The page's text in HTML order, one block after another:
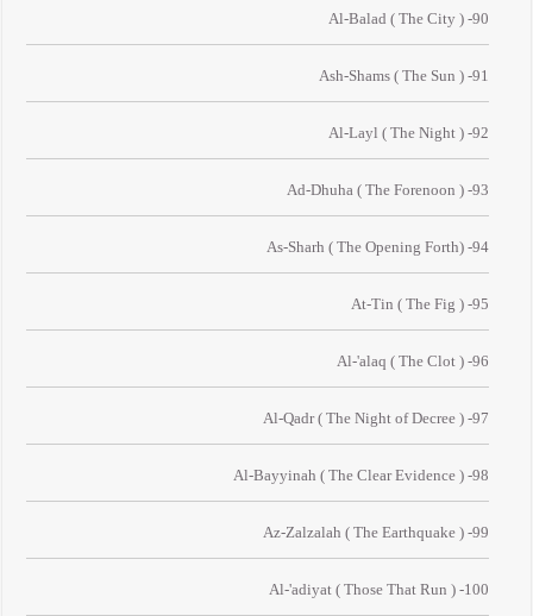
90- Al-Balad ( The City )
91- Ash-Shams ( The Sun )
92- Al-Layl ( The Night )
93- Ad-Dhuha ( The Forenoon )
94- As-Sharh ( The Opening Forth)
95- At-Tin ( The Fig )
96- Al-'alaq ( The Clot )
97- Al-Qadr ( The Night of Decree )
98- Al-Bayyinah ( The Clear Evidence )
99- Az-Zalzalah ( The Earthquake )
100- Al-'adiyat ( Those That Run )